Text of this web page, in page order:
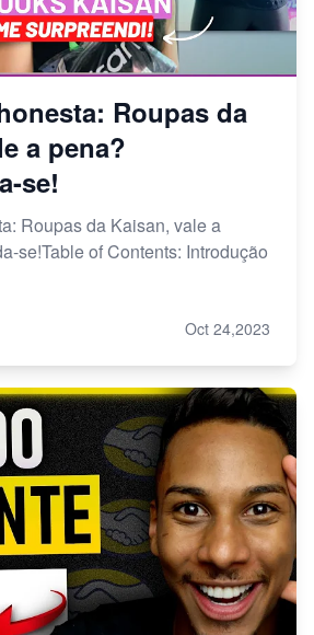
Roupas da
a pena?
se!
Roupas da Kaisan, vale a
se!Table of Contents: Introdução
Oct 24,2023